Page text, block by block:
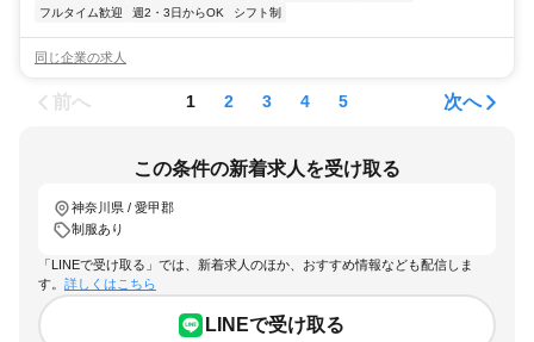
フルタイム歓迎
週2・3日からOK シフト制
同じ企業の求人
前へ 1 2 3 4 5 次へ
この条件の新着求人を受け取る
神奈川県 / 愛甲郡
制服あり
「LINEで受け取る」では、新着求人のほか、おすすめ情報なども配信しま
す。 詳しくはこちら
LINEで受け取る